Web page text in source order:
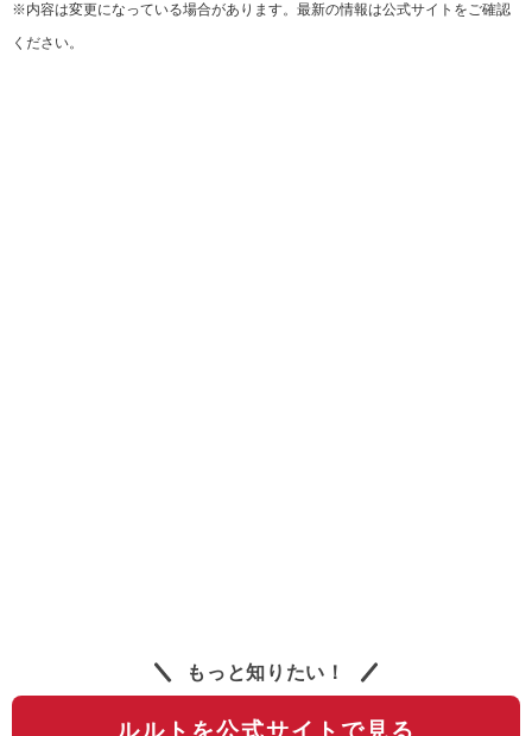
※内容は変更になっている場合があります。最新の情報は公式サイトをご確認
ください。
もっと知りたい！
ルルトを公式サイトで見る